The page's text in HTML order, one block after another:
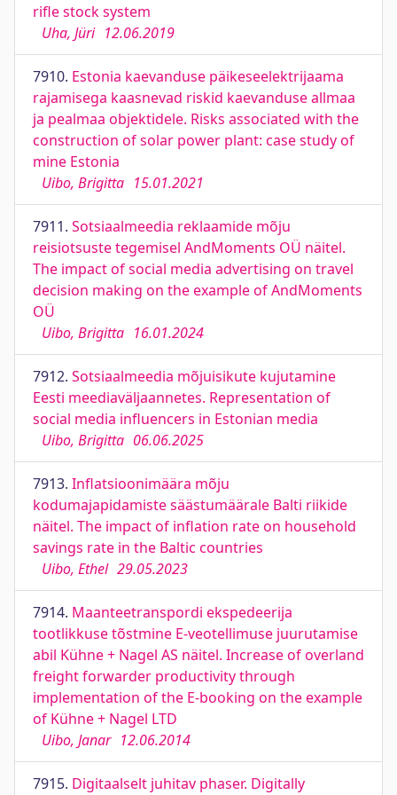
rifle stock system
Uha, Jüri 12.06.2019
7910. Estonia kaevanduse päikeseelektrijaama
rajamisega kaasnevad riskid kaevanduse allmaa
ja pealmaa objektidele. Risks associated with the
construction of solar power plant: case study of
mine Estonia
Uibo, Brigitta 15.01.2021
7911. Sotsiaalmeedia reklaamide mõju
reisiotsuste tegemisel AndMoments OÜ näitel.
The impact of social media advertising on travel
decision making on the example of AndMoments
OÜ
Uibo, Brigitta 16.01.2024
7912. Sotsiaalmeedia mõjuisikute kujutamine
Eesti meediaväljaannetes. Representation of
social media influencers in Estonian media
Uibo, Brigitta 06.06.2025
7913. Inflatsioonimäära mõju
kodumajapidamiste säästumäärale Balti riikide
näitel. The impact of inflation rate on household
savings rate in the Baltic countries
Uibo, Ethel 29.05.2023
7914. Maanteetranspordi ekspedeerija
tootlikkuse tõstmine E-veotellimuse juurutamise
abil Kühne + Nagel AS näitel. Increase of overland
freight forwarder productivity through
implementation of the E-booking on the example
of Kühne + Nagel LTD
Uibo, Janar 12.06.2014
7915. Digitaalselt juhitav phaser. Digitally